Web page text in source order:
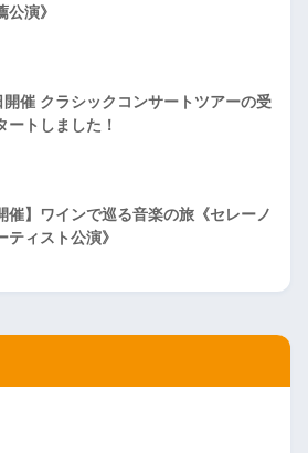
公演》
開催 クラシックコンサートツアーの受
ートしました！
催】ワインで巡る音楽の旅《セレーノ
ティスト公演》